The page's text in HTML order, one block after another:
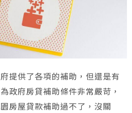
提供了各項的補助，但還是有
政府房貸補助條件非常嚴苛，
房屋貸款補助過不了，沒關